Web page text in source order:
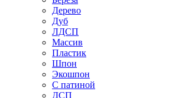
Дерево
Дуб
ЛДСП
Массив
Пластик
Шпон
Экошпон
С патиной
ДСП